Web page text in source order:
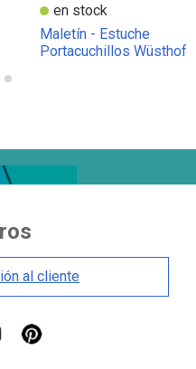
en stock
Maletín - Estuche
Portacuchillos Wüsthof
al cliente